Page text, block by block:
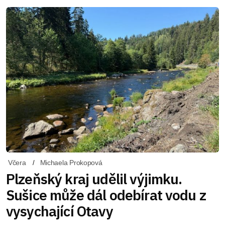
Včera Michaela Prokopová
Plzeňský kraj udělil výjimku.
Sušice může dál odebírat vodu z
vysychající Otavy